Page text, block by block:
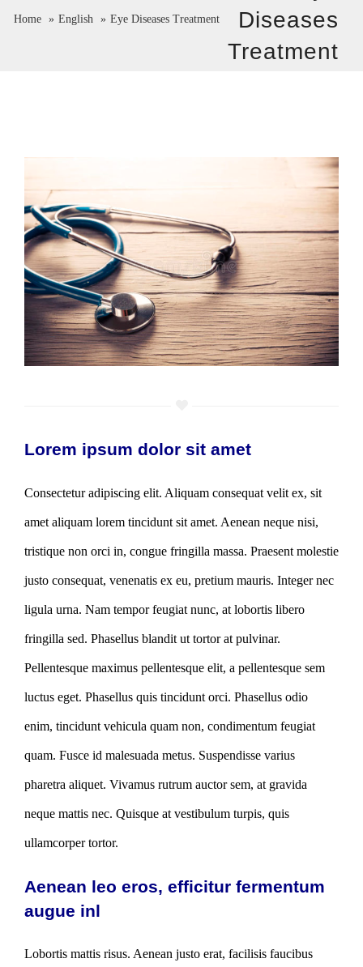
Diseases
Treatment
Home English Eye Diseases Treatment
Lorem ipsum dolor sit amet
Consectetur adipiscing elit. Aliquam consequat velit ex, sit
amet aliquam lorem tincidunt sit amet. Aenean neque nisi,
tristique non orci in, congue fringilla massa. Praesent molestie
justo consequat, venenatis ex eu, pretium mauris. Integer nec
ligula urna. Nam tempor feugiat nunc, at lobortis libero
fringilla sed. Phasellus blandit ut tortor at pulvinar.
Pellentesque maximus pellentesque elit, a pellentesque sem
luctus eget. Phasellus quis tincidunt orci. Phasellus odio
enim, tincidunt vehicula quam non, condimentum feugiat
quam. Fusce id malesuada metus. Suspendisse varius
pharetra aliquet. Vivamus rutrum auctor sem, at gravida
neque mattis nec. Quisque at vestibulum turpis, quis
ullamcorper tortor.
Aenean leo eros, efficitur fermentum
augue inl
Lobortis mattis risus. Aenean justo erat, facilisis faucibus